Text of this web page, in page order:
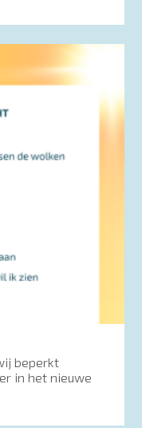
beperkt
in het nieuwe